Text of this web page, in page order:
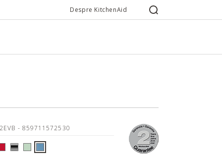
Despre KitchenAid
- 859711572530